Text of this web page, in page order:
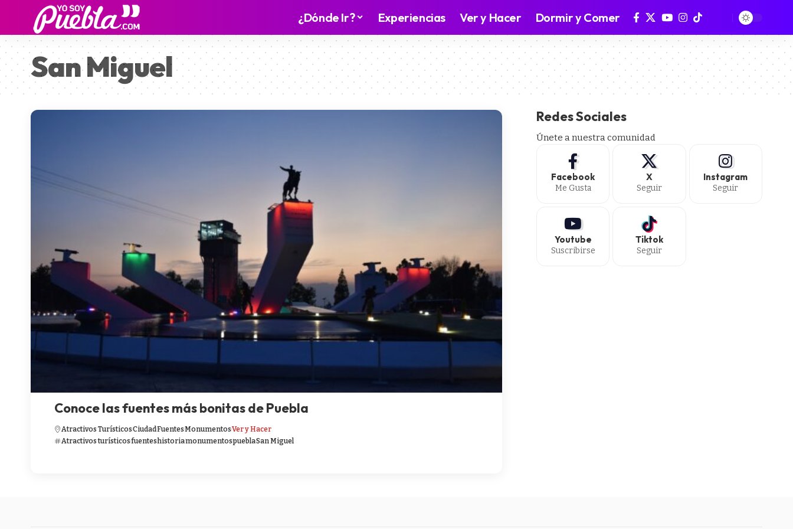
¿Dónde Ir? Experiencias Ver y Hacer Dormir y Comer
San Miguel
Conoce las fuentes más bonitas de Puebla
Atractivos TurísticosCiudadFuentesMonumentosVer y Hacer
Atractivos turísticosfuenteshistoriamonumentospueblaSan Miguel
Redes Sociales
Únete a nuestra comunidad
Facebook
Me Gusta
X
Seguir
Instagram
Seguir
Youtube
Suscribirse
Tiktok
Seguir